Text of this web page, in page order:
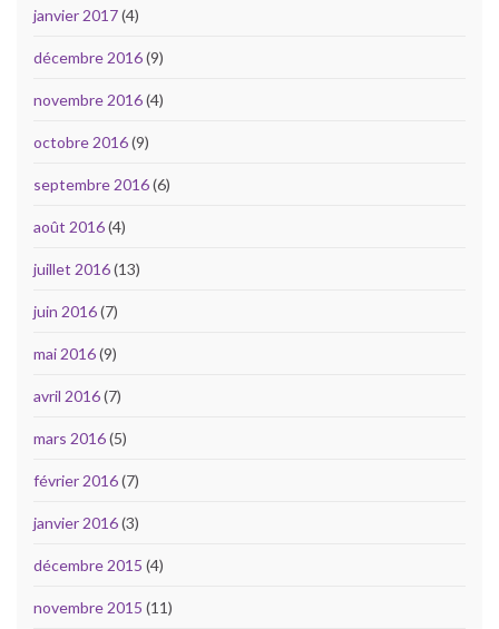
janvier 2017(4)
décembre 2016(9)
novembre 2016(4)
octobre 2016(9)
septembre 2016(6)
août 2016(4)
juillet 2016(13)
juin 2016(7)
mai 2016(9)
avril 2016(7)
mars 2016(5)
février 2016(7)
janvier 2016(3)
décembre 2015 (4)
novembre 2015 (11)